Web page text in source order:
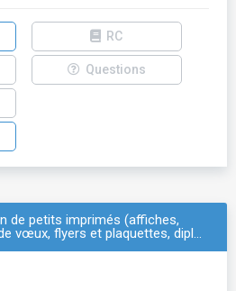
RC
Questions
de petits imprimés (affiches,
vœux, flyers et plaquettes, dipl…